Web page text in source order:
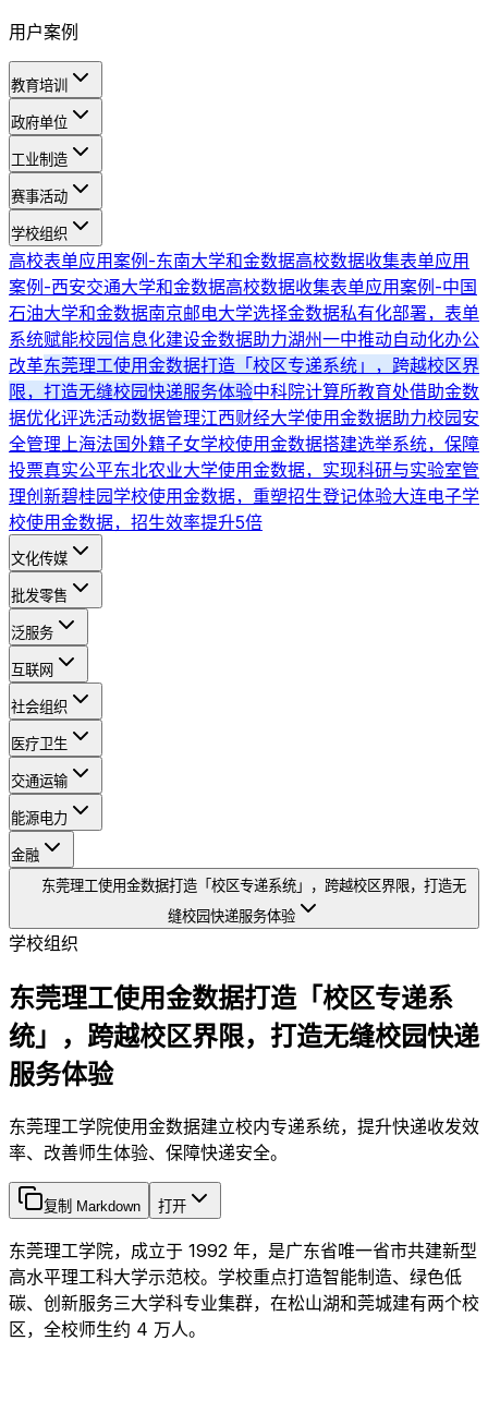
用户案例
教育培训
政府单位
工业制造
赛事活动
学校组织
高校表单应用案例-东南大学和金数据高校数据收集表单应用
案例-西安交通大学和金数据高校数据收集表单应用案例-中国
石油大学和金数据南京邮电大学选择金数据私有化部署，表单
系统赋能校园信息化建设金数据助力湖州一中推动自动化办公
改革东莞理工使用金数据打造「校区专递系统」，跨越校区界
限，打造无缝校园快递服务体验中科院计算所教育处借助金数
据优化评选活动数据管理江西财经大学使用金数据助力校园安
全管理 上海法国外籍子女学校使用金数据搭建选举系统，保障
投票真实公平东北农业大学使用金数据，实现科研与实验室管
理创新碧桂园学校使用金数据，重塑招生登记体验大连电子学
校使用金数据，招生效率提升5倍
文化传媒
批发零售
泛服务
互联网
社会组织
医疗卫生
交通运输
能源电力
金融
东莞理工使用金数据打造「校区专递系统」，跨越校区界限，打造无
缝校园快递服务体验
学校组织
东莞理工使用金数据打造「校区专递系
统」，跨越校区界限，打造无缝校园快递
服务体验
东莞理工学院使用金数据建立校内专递系统，提升快递收发效
率、改善师生体验、保障快递安全。
复制 Markdown 打开
东莞理工学院，成立于 1992 年，是广东省唯一省市共建新型
高水平理工科大学示范校。学校重点打造智能制造、绿色低
碳、创新服务三大学科专业集群，在松山湖和莞城建有两个校
区，全校师生约 4 万人。